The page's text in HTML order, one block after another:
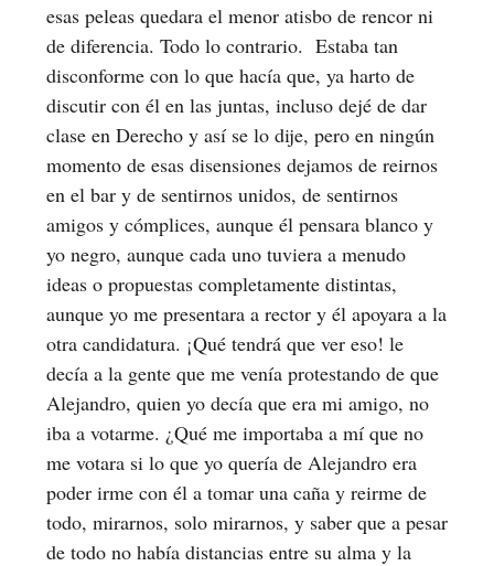
esas peleas quedara el menor atisbo de rencor ni
de diferencia. Todo lo contrario. Estaba tan
disconforme con lo que hacía que, ya harto de
discutir con él en las juntas, incluso dejé de dar
clase en Derecho y así se lo dije, pero en ningún
momento de esas disensiones dejamos de reirnos
en el bar y de sentirnos unidos, de sentirnos
amigos y cómplices, aunque él pensara blanco y
yo negro, aunque cada uno tuviera a menudo
ideas o propuestas completamente distintas,
aunque yo me presentara a rector y él apoyara a la
otra candidatura. ¡Qué tendrá que ver eso! le
decía a la gente que me venía protestando de que
Alejandro, quien yo decía que era mi amigo, no
iba a votarme. ¿Qué me importaba a mí que no
me votara si lo que yo quería de Alejandro era
poder irme con él a tomar una caña y reirme de
todo, mirarnos, solo mirarnos, y saber que a pesar
de todo no había distancias entre su alma y la